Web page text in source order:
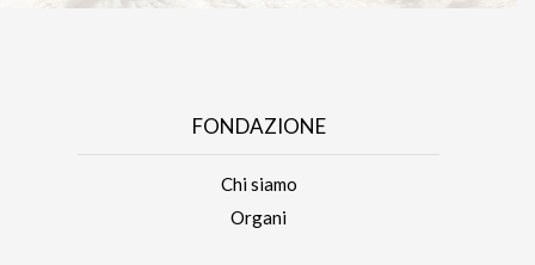
FONDAZIONE
Chi siamo
Organi